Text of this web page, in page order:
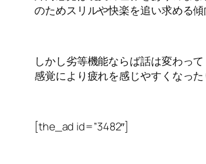
のためスリルや快楽を追い求める
しかし劣等機能ならば話は変わっ
感覚により疲れを感じやすくなった
[the_ad id=”3482″]